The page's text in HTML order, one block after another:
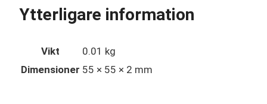
Ytterligare information
Vikt
0.01 kg
Dimensioner 55 × 55 × 2 mm